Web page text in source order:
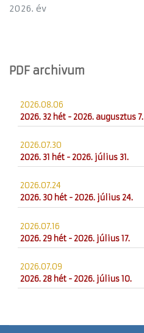
2026. év
PDF archivum
2026.08.06
2026. 32 hét - 2026. augusztus 7.
2026.07.30
2026. 31 hét - 2026. július 31.
2026.07.24
2026. 30 hét - 2026. július 24.
2026.07.16
2026. 29 hét - 2026. július 17.
2026.07.09
2026. 28 hét - 2026. július 10.